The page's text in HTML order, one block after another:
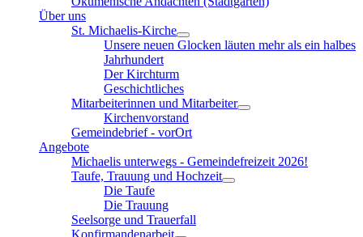
Über uns
St. Michaelis-Kirche
Unsere neuen Glocken läuten mehr als ein halbes
Jahrhundert
Der Kirchturm
Geschichtliches
Mitarbeiterinnen und Mitarbeiter
Kirchenvorstand
Gemeindebrief - vorOrt
Angebote
Michaelis unterwegs - Gemeindefreizeit 2026!
Taufe, Trauung und Hochzeit
Die Taufe
Die Trauung
Seelsorge und Trauerfall